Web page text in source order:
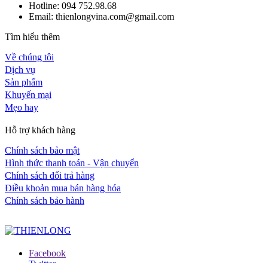
Hotline: 094 752.98.68
Email: thienlongvina.com@gmail.com
Tìm hiểu thêm
Về chúng tôi
Dịch vụ
Sản phẩm
Khuyến mại
Mẹo hay
Hỗ trợ khách hàng
Chính sách bảo mật
Hình thức thanh toán - Vận chuyển
Chính sách đổi trả hàng
Điều khoản mua bán hàng hóa
Chính sách bảo hành
Facebook